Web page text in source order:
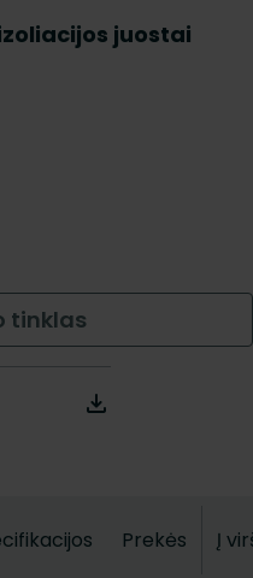
juostai
tinklas
Prekės Į